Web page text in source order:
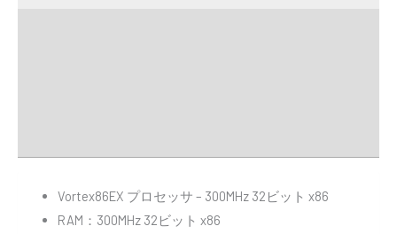
Vortex86EX プロセッサ – 300MHz 32ビット x86
RAM：300MHz 32ビット x86